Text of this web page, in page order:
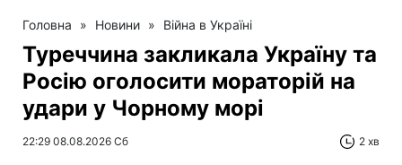
Головна » Новини » Війна в Україні
Туреччина закликала Україну та
Росію оголосити мораторій на
удари у Чорному морі
22:29 08.08.2026 Сб 2 хв